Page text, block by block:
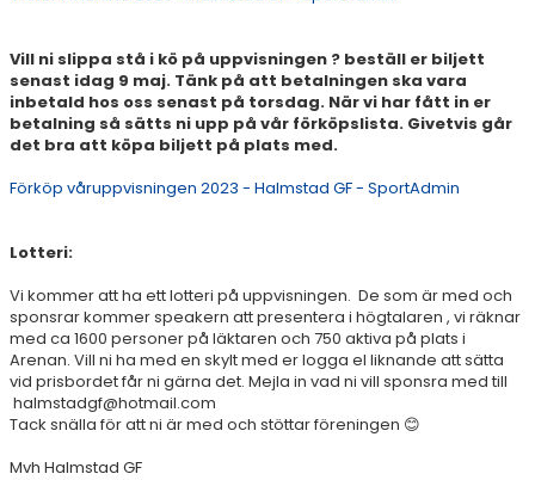
Vill ni slippa stå i kö på uppvisningen ? beställ er biljett
senast idag 9 maj. Tänk på att betalningen ska vara
inbetald hos oss senast på torsdag. När vi har fått in er
betalning så sätts ni upp på vår förköpslista. Givetvis går
det bra att köpa biljett på plats med.
Förköp våruppvisningen 2023 - Halmstad GF - SportAdmin
Lotteri:
Vi kommer att ha ett lotteri på uppvisningen. De som är med och
sponsrar kommer speakern att presentera i högtalaren , vi räknar
med ca 1600 personer på läktaren och 750 aktiva på plats i
Arenan. Vill ni ha med en skylt med er logga el liknande att sätta
vid prisbordet får ni gärna det. Mejla in vad ni vill sponsra med till
halmstadgf@hotmail.com
Tack snälla för att ni är med och stöttar föreningen 😊
Mvh Halmstad GF